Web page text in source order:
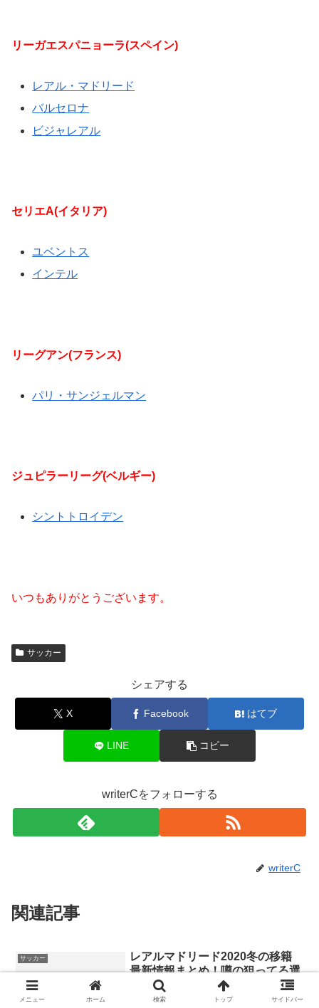
リーガエスパニョーラ(スペイン)
レアル・マドリード
バルセロナ
ビジャレアル
セリエA(イタリア)
ユベントス
インテル
リーグアン(フランス)
パリ・サンジェルマン
ジュピラーリーグ(ベルギー)
シントトロイデン
いつもありがとうございます。
サッカー
シェアする
X Facebook はてブ
LINE コピー
writerCをフォローする
writerC
関連記事
サッカー
レアルマドリード2020冬の移籍
最新情報まとめ！噂の狙ってる選
手や若手と退団も調査！
CL3連覇の偉業を果たしたレアルマドリ
メニュー ホーム 検索 トップ サイドバー